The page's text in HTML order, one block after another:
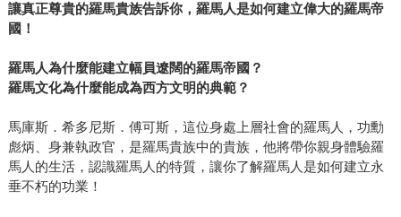
讓真正尊貴的羅馬貴族告訴你，羅馬人是如何建立偉大的羅馬帝
國！
羅馬人為什麼能建立幅員遼闊的羅馬帝國？
羅馬文化為什麼能成為西方文明的典範？
馬庫斯．希多尼斯．傅可斯，這位身處上層社會的羅馬人，功勳
彪炳、身兼執政官，是羅馬貴族中的貴族，他將帶你親身體驗羅
馬人的生活，認識羅馬人的特質，讓你了解羅馬人是如何建立永
垂不朽的功業！